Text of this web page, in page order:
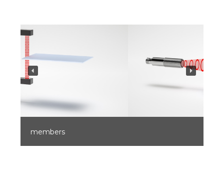
members